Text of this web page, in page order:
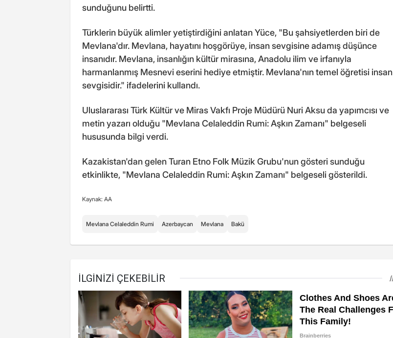
sunduğunu belirtti.
Türklerin büyük alimler yetiştirdiğini anlatan Yüce, "Bu şahsiyetlerden biri de
Mevlana'dır. Mevlana, hayatını hoşgörüye, insan sevgisine adamış düşünce
insanıdır. Mevlana, insanlığın kültür mirasına, Anadolu ilim ve irfanıyla
harmanlanmış Mesnevi eserini hediye etmiştir. Mevlana'nın temel öğretisi insan
sevgisidir." ifadelerini kullandı.
Uluslararası Türk Kültür ve Miras Vakfı Proje Müdürü Nuri Aksu da yapımcısı ve
metin yazarı olduğu "Mevlana Celaleddin Rumi: Aşkın Zamanı" belgeseli
hususunda bilgi verdi.
Kazakistan'dan gelen Turan Etno Folk Müzik Grubu'nun gösteri sunduğu
etkinlikte, "Mevlana Celaleddin Rumi: Aşkın Zamanı" belgeseli gösterildi.
Kaynak: AA
Mevlana Celaleddin Rumi Azerbaycan Mevlana Bakü